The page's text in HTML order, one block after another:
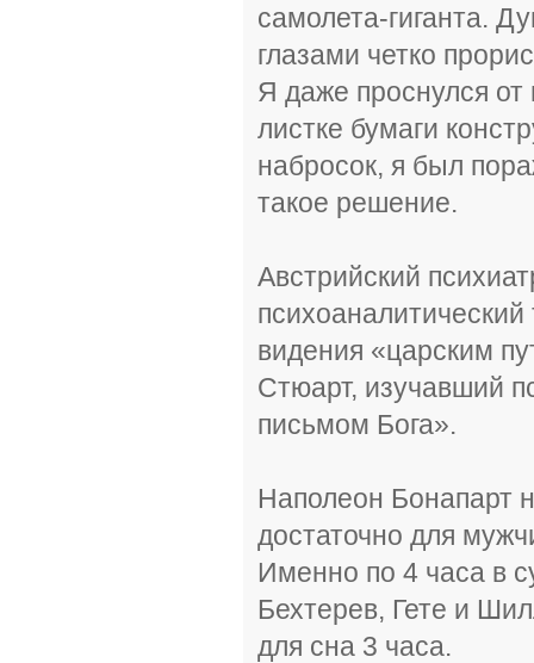
самолета-гиганта.
глазами четко
Я даже проснулся
листке бумаги
набросок, я был
такое решение.
Австрийский
видения «царским
Стюарт, изучавший
письмом Бога».
Наполеон Бонапарт
достаточно для
Именно по 4 часа в
Бехтерев, Гете и
для сна 3 часа.